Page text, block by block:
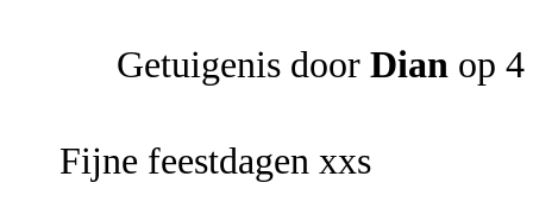
Getuigenis door Dian op
Fijne feestdagen xxs